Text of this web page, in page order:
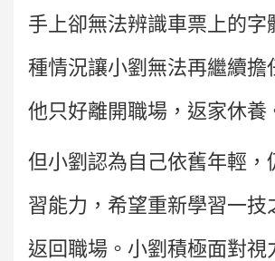
手上卻無法辨識車票上的字
種情況讓小劉無法再繼續擔
他只好離開職場，返家休養
但小劉認為自己依舊年輕，
習能力，希望重新學習一技
返回職場。小劉積極面對視